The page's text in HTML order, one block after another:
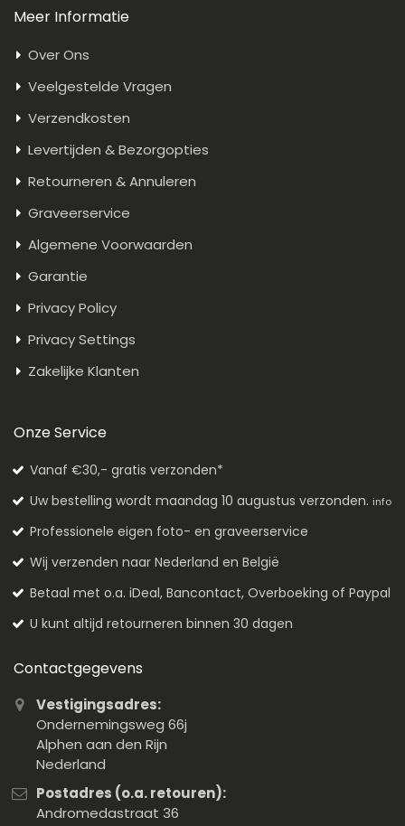
Meer Informatie
Over Ons
Veelgestelde Vragen
Verzendkosten
Levertijden & Bezorgopties
Retourneren & Annuleren
Graveerservice
Algemene Voorwaarden
Garantie
Privacy Policy
Privacy Settings
Zakelijke Klanten
Onze Service
Vanaf €30,- gratis verzonden*
Uw bestelling wordt maandag 10 augustus verzonden. info
Professionele eigen foto- en graveerservice
Wij verzenden naar Nederland en België
Betaal met o.a. iDeal, Bancontact, Overboeking of Paypal
U kunt altijd retourneren binnen 30 dagen
Contactgegevens
Vestigingsadres:
Ondernemingsweg 66j
Alphen aan den Rijn
Nederland
Postadres (o.a. retouren):
Andromedastraat 36